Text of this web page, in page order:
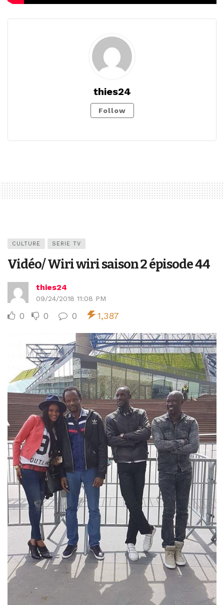
thies24
Follow
CULTURE SERIE TV
Vidéo/ Wiri wiri saison 2 épisode 44
thies24
09/24/2018 11:08 PM
0 0 0 1,387